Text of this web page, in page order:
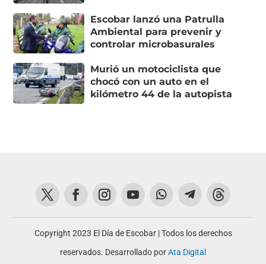
Escobar lanzó una Patrulla
Ambiental para prevenir y
controlar microbasurales
Murió un motociclista que
chocó con un auto en el
kilómetro 44 de la autopista
Copyright 2023 El Día de Escobar | Todos los derechos
reservados. Desarrollado porAta Digital